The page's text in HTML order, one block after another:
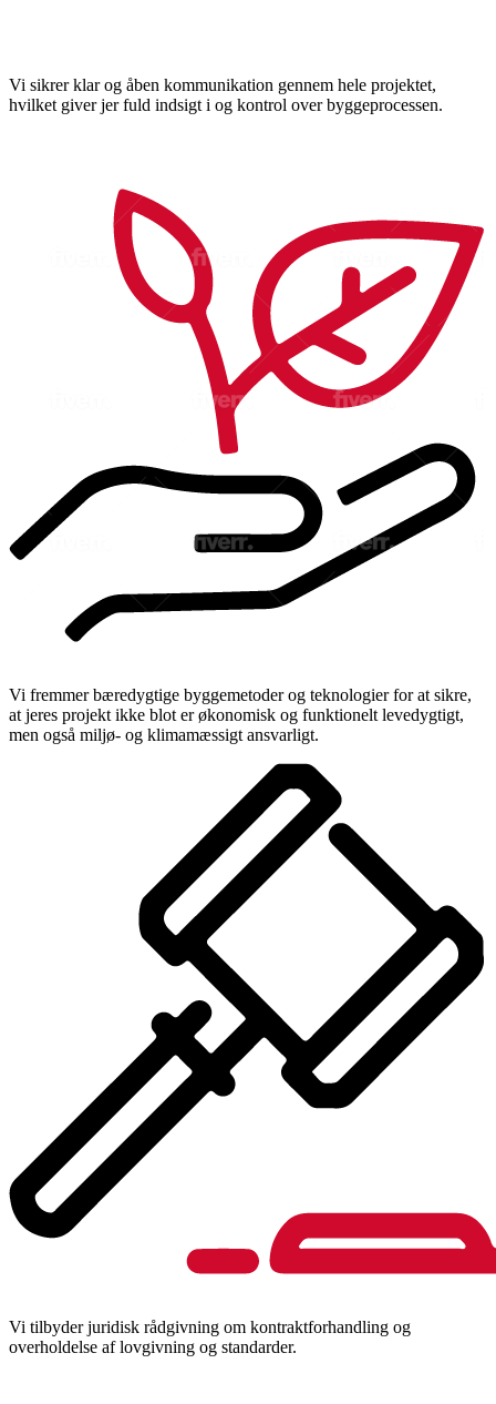
Vi sikrer klar og åben kommunikation gennem hele projektet,
hvilket giver jer fuld indsigt i og kontrol over byggeprocessen.
Vi fremmer bæredygtige byggemetoder og teknologier for at sikre,
at jeres projekt ikke blot er økonomisk og funktionelt levedygtigt,
men også miljø- og klimamæssigt ansvarligt.
Vi tilbyder juridisk rådgivning om kontraktforhandling og
overholdelse af lovgivning og standarder.